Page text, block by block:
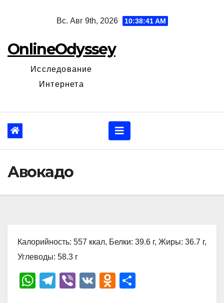
Вс. Авг 9th, 2026 10:38:42 AM
OnlineOdyssey
Исследование
Интернета
Авокадо
Калорийность: 557 ккал, Белки: 39.6 г, Жиры: 36.7 г,
Углеводы: 58.3 г
W
T
Vi
V
O